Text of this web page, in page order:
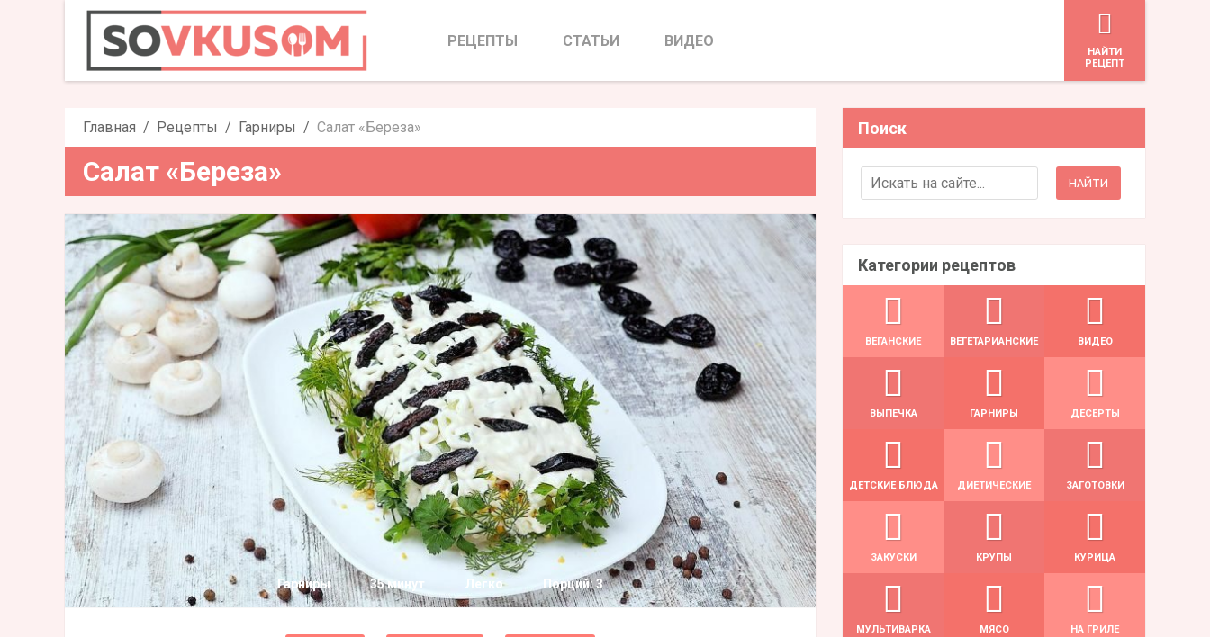
Салат «Береза»
РЕЦЕПТЫ СТАТЬИ ВИДЕО
HАЙТИ
РЕЦЕПТ
Главная Рецепты Гарниры Салат «Береза»
Салат «Береза»
Гарниры 35 минут Легко Порций: 3
Поиск
Search for:
Категории рецептов
ВЕГАНСКИЕ ВЕГЕТАРИАНСКИЕ ВИДЕО
ВЫПЕЧКА ГАРНИРЫ ДЕСЕРТЫ
ДЕТСКИЕ БЛЮДА ДИЕТИЧЕСКИЕ ЗАГОТОВКИ
ЗАКУСКИ КРУПЫ КУРИЦА
МУЛЬТИВАРКА МЯСО НА ГРИЛЕ